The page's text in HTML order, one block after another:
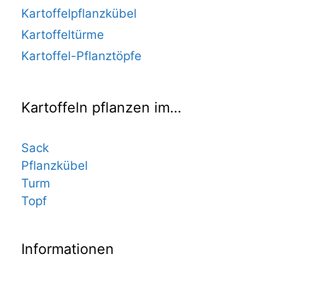
Kartoffelpflanzkübel
Kartoffeltürme
Kartoffel-Pflanztöpfe
Kartoffeln pflanzen im…
Sack
Pflanzkübel
Turm
Topf
Informationen